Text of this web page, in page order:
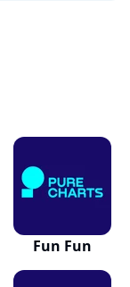
Fun Fun